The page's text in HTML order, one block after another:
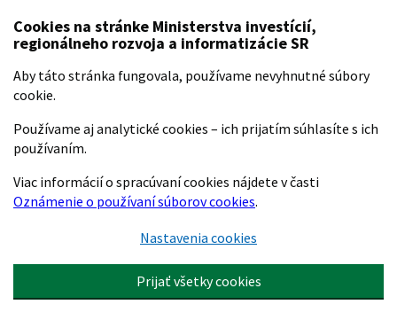
Preskočiť na hlavný obsah
Cookies na stránke Ministerstva investícií,
regionálneho rozvoja a informatizácie SR
Aby táto stránka fungovala, používame nevyhnutné súbory
cookie.
Používame aj analytické cookies – ich prijatím súhlasíte s ich
používaním.
Viac informácií o spracúvaní cookies nájdete v časti
Oznámenie o používaní súborov cookies.
Nastavenia cookies
Prijať všetky cookies